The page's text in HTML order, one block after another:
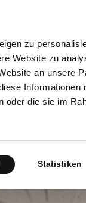
zu
Website zu
an unsere
oder die sie im
Statistiken